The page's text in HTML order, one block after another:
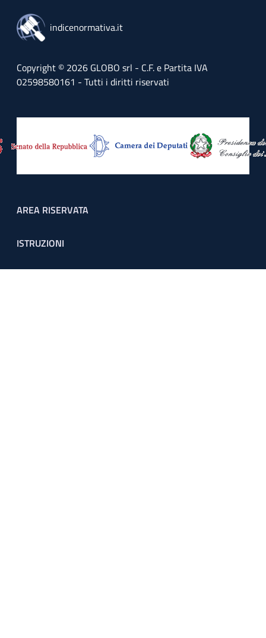
indicenormativa.it
Copyright © 2026 GLOBO srl - C.F. e Partita IVA
02598580161 - Tutti i diritti riservati
Footer menu
AREA RISERVATA
ISTRUZIONI